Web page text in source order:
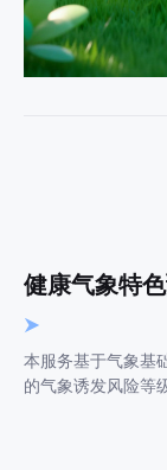
健康气象特
本服务基于气象基
的气象诱发风险等